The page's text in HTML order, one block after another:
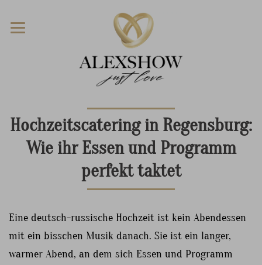
Hochzeitscatering in Regensburg:
Wie ihr Essen und Programm
perfekt taktet
Eine deutsch-russische Hochzeit ist kein Abendessen
mit ein bisschen Musik danach. Sie ist ein langer,
warmer Abend, an dem sich Essen und Programm